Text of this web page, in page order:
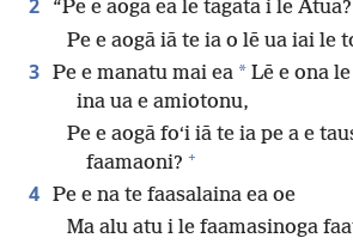
2
“Pe e aogā ea le tagata i le Atua?
Pe e aogā iā te ia o lē ua iai le
3 Pe e manatu mai ea * Lē e ona
ina ua e amiotonu,
Pe e aogā foʻi iā te ia pe a e
faamaoni? +
4 Pe e na te faasalaina ea oe
Ma alu atu i le faamasinoga